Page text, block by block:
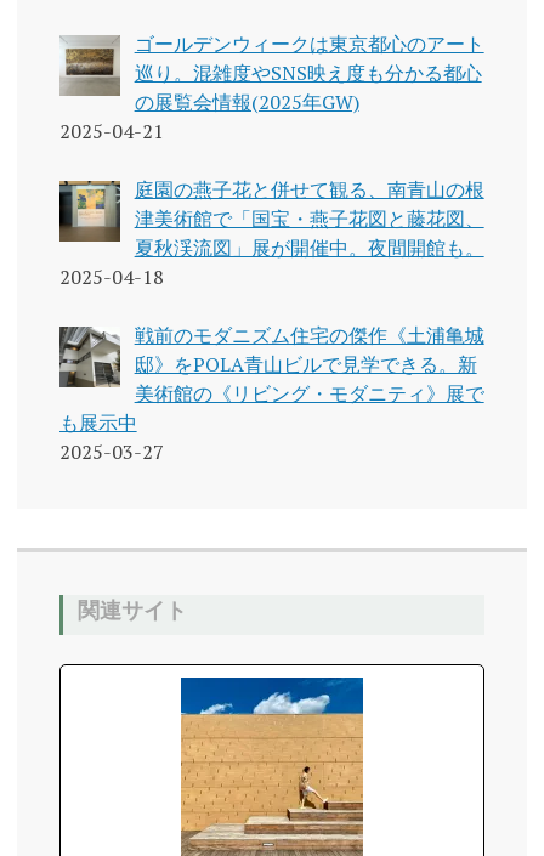
ゴールデンウィークは東京都心のアート
巡り。混雑度やSNS映え度も分かる都心
の展覧会情報(2025年GW)
2025-04-21
庭園の燕子花と併せて観る、南青山の根
津美術館で「国宝・燕子花図と藤花図、
夏秋渓流図」展が開催中。夜間開館も。
2025-04-18
戦前のモダニズム住宅の傑作《土浦亀城
邸》をPOLA青山ビルで見学できる。新
美術館の《リビング・モダニティ》展で
も展示中
2025-03-27
関連サイト